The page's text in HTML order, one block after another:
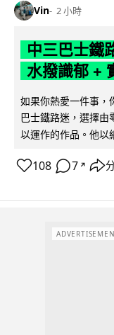
Vin 2 小時
中三巴士鐵
水撥識郁 +
如果你熱愛一件事，
巴士鐵路迷，選擇由
以運作的作品。他以
108 7 ↗